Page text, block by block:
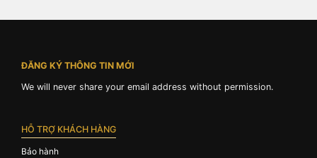
ĐĂNG KÝ THÔNG TIN MỚI
We will never share your email address without permission.
HỖ TRỢ KHÁCH HÀNG
Bảo hành